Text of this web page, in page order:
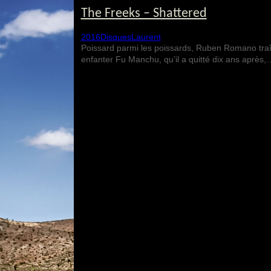
The Freeks – Shattered
2016DisquesLaurent
Poissard parmi les poissards, Ruben Romano
enfanter Fu Manchu, qu’il a quitté dix ans après,…